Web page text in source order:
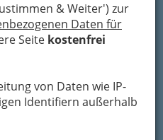
& Weiter') zur
Daten für
Seite kostenfrei
von Daten wie IP-
Identifiern außerhalb
anschauen